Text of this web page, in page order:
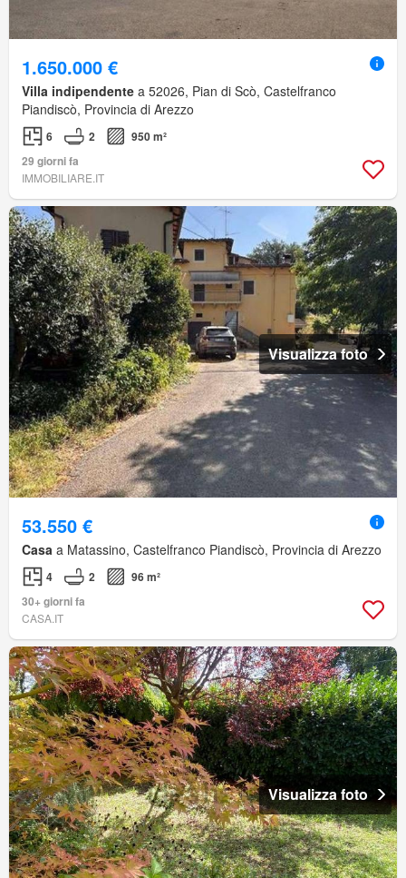
1.650.000 €
Villa indipendente a 52026, Pian di Scò, Castelfranco
Piandiscò, Provincia di Arezzo
6 2
950 m²
29 giorni fa
IMMOBILIARE.IT
Visualizza foto
53.550 €
Casa a Matassino, Castelfranco Piandiscò, Provincia di Arezzo
4 2
96 m²
30+ giorni fa
CASA.IT
Visualizza foto